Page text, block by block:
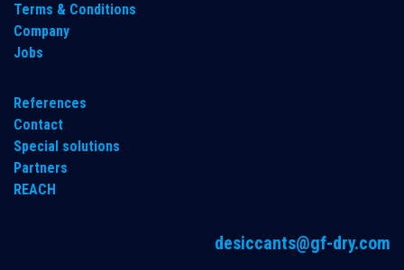
Terms & Conditions
Company
Jobs
References
Contact
Special solutions
Partners
REACH
desiccants@gf-dry.com